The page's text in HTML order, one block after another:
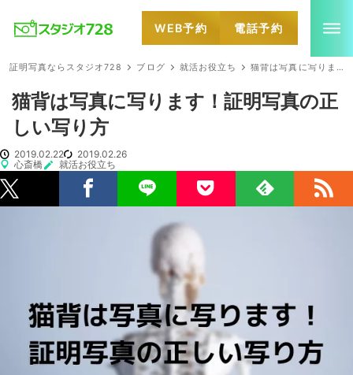
WEB予約 電話予約
証明写真ならスタジオ728 ブログ 就活お役立ち 猫背は写真に写ります！証明写真の正しい写り方
猫背は写真に写ります！証明写真の正
しい写り方
2019.02.22
2019.02.26
心斎橋
就活お役立ち